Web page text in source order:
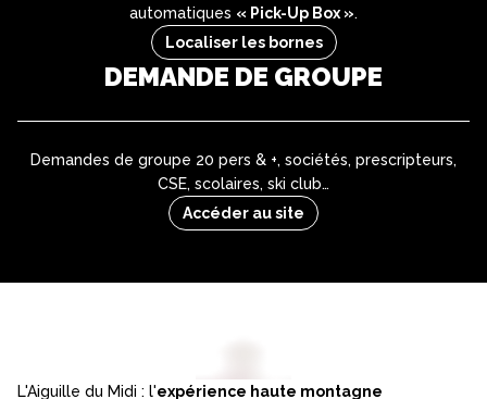
automatiques « Pick-Up Box ».
Localiser les bornes
DEMANDE DE GROUPE
Demandes de groupe 20 pers & +, sociétés, prescripteurs,
CSE, scolaires, ski club…
Accéder au site
L'Aiguille du Midi : l'expérience haute montagne